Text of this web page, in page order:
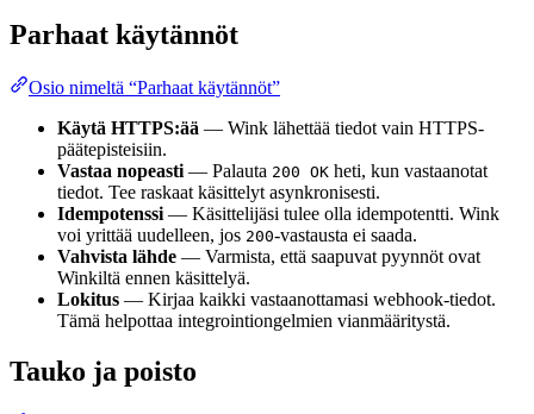
Parhaat käytännöt
Osio nimeltä “Parhaat käytännöt”
Käytä HTTPS:ää — Wink lähettää tiedot vain HTTPS-
päätepisteisiin.
Vastaa nopeasti — Palauta 200 OK heti, kun vastaanotat
tiedot. Tee raskaat käsittelyt asynkronisesti.
Idempotenssi — Käsittelijäsi tulee olla idempotentti. Wink
voi yrittää uudelleen, jos 200-vastausta ei saada.
Vahvista lähde — Varmista, että saapuvat pyynnöt ovat
Winkiltä ennen käsittelyä.
Lokitus — Kirjaa kaikki vastaanottamasi webhook-tiedot.
Tämä helpottaa integrointiongelmien vianmääritystä.
Tauko ja poisto